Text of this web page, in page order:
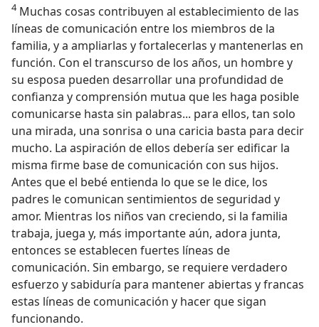
4Muchas cosas contribuyen al establecimiento de las
líneas de comunicación entre los miembros de la
familia, y a ampliarlas y fortalecerlas y mantenerlas en
función. Con el transcurso de los años, un hombre y
su esposa pueden desarrollar una profundidad de
confianza y comprensión mutua que les haga posible
comunicarse hasta sin palabras... para ellos, tan solo
una mirada, una sonrisa o una caricia basta para decir
mucho. La aspiración de ellos debería ser edificar la
misma firme base de comunicación con sus hijos.
Antes que el bebé entienda lo que se le dice, los
padres le comunican sentimientos de seguridad y
amor. Mientras los niños van creciendo, si la familia
trabaja, juega y, más importante aún, adora junta,
entonces se establecen fuertes líneas de
comunicación. Sin embargo, se requiere verdadero
esfuerzo y sabiduría para mantener abiertas y francas
estas líneas de comunicación y hacer que sigan
funcionando.